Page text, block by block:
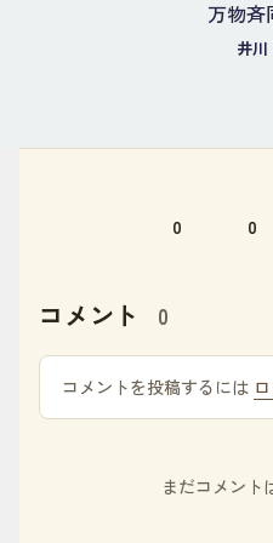
万物斉
井
0 0
コメント 0
コメントを投稿するには
まだコメント